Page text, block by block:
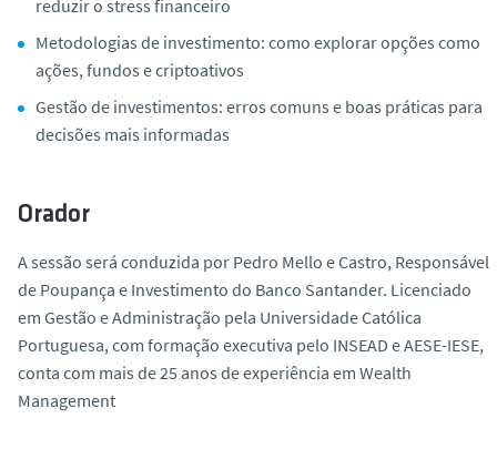
reduzir o stress financeiro
Metodologias de investimento: como explorar opções como
ações, fundos e criptoativos
Gestão de investimentos: erros comuns e boas práticas para
decisões mais informadas
Orador
A sessão será conduzida por Pedro Mello e Castro, Responsável
de Poupança e Investimento do Banco Santander. Licenciado
em Gestão e Administração pela Universidade Católica
Portuguesa, com formação executiva pelo INSEAD e AESE-IESE,
conta com mais de 25 anos de experiência em Wealth
Management